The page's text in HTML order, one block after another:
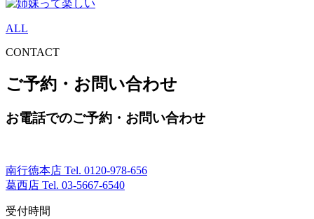
ALL
CONTACT
ご予約・お問い合わせ
お電話でのご予約・お問い合わせ
南行徳本店 Tel. 0120-978-656
葛西店 Tel. 03-5667-6540
受付時間